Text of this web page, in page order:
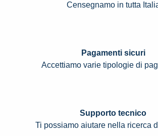
Censegnamo in tutta
Pagamenti sicuri
Accettiamo varie tipologie di
Supporto tecnico
Ti possiamo aiutare nella ricerca